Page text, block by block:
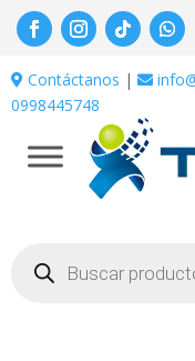
Contáctanos |
0998445748
productos